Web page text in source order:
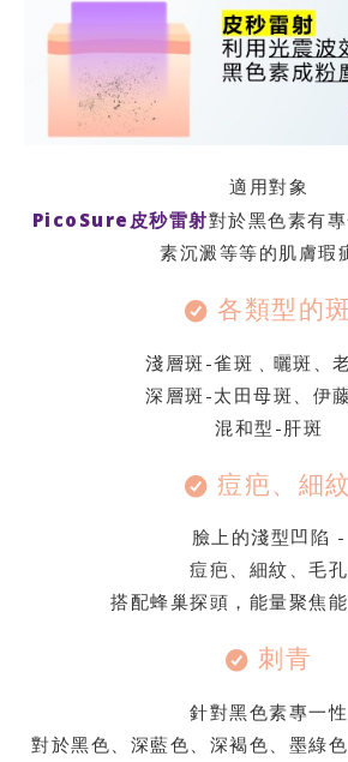
適用對象
PicoSure皮秒雷射對於黑色素有
素沉澱等等的肌膚瑕
各類型的斑
淺層斑-雀斑﹑曬斑、
深層斑-太田母斑、伊
混和型-肝斑
痘疤、細紋
臉上的淺型凹陷 -
痘疤、細紋、毛孔
搭配蜂巢探頭，能量聚焦
刺青
針對黑色素專一性
對於黑色、深藍色、深褐色、墨綠